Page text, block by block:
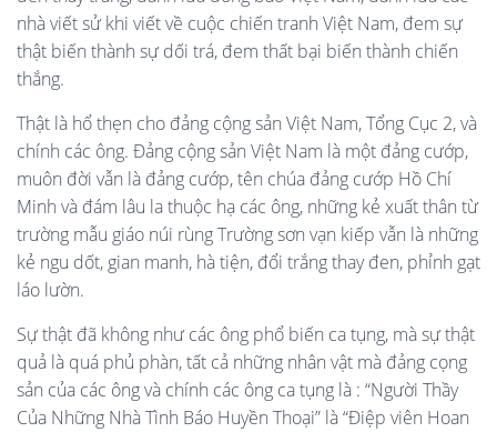
nhà viết sử khi viết về cuộc chiến tranh Việt Nam, đem sự
thật biến thành sự dối trá, đem thất bại biến thành chiến
thắng.
Thật là hổ thẹn cho đảng cộng sản Việt Nam, Tổng Cục 2, và
chính các ông. Đảng cộng sản Việt Nam là một đảng cướp,
muôn đời vẫn là đảng cướp, tên chúa đảng cướp Hồ Chí
Minh và đám lâu la thuộc hạ các ông, những kẻ xuất thân từ
trường mẫu giáo núi rùng Trường sơn vạn kiếp vẫn là những
kẻ ngu dốt, gian manh, hà tiện, đổi trắng thay đen, phỉnh gạt
láo lườn.
Sự thật đã không như các ông phổ biến ca tụng, mà sự thật
quả là quá phủ phàn, tất cả những nhân vật mà đảng cọng
sản của các ông và chính các ông ca tụng là : “Người Thầy
Của Những Nhà Tình Báo Huyền Thoại” là “Điệp viên Hoan